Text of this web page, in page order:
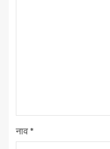
नाव*